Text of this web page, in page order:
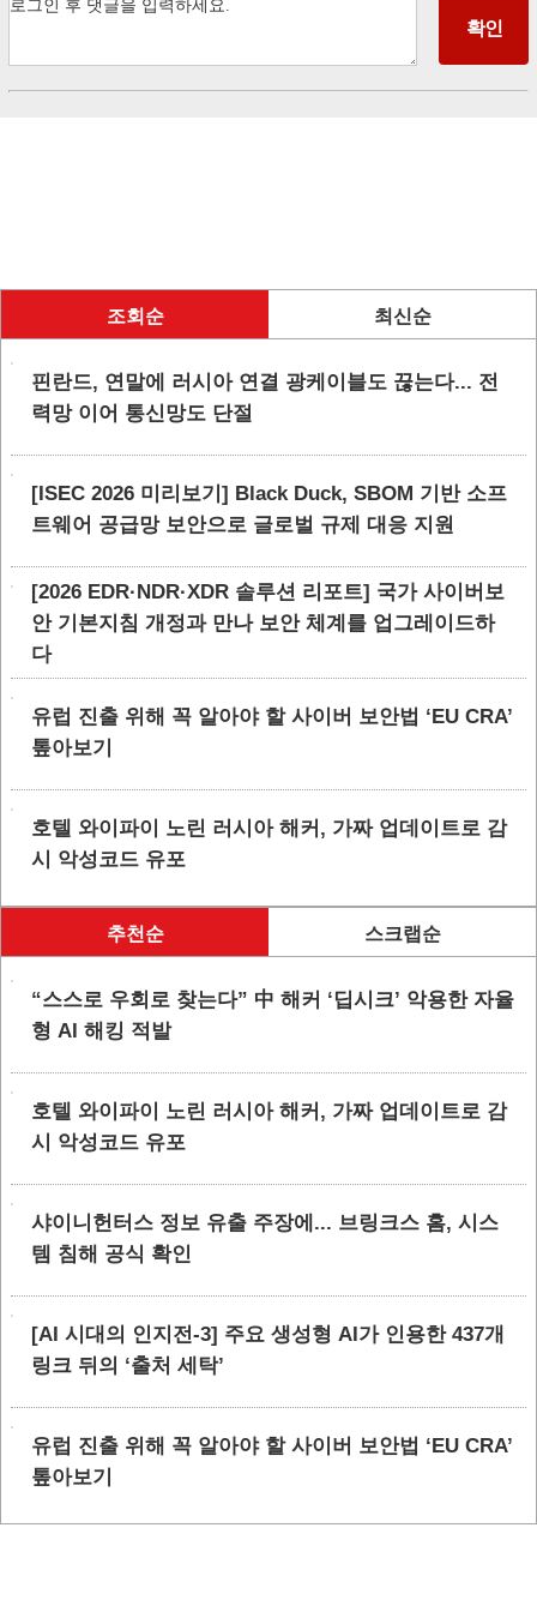
조회순 최신순
핀란드, 연말에 러시아 연결 광케이블도 끊는다... 전
력망 이어 통신망도 단절
[ISEC 2026 미리보기] Black Duck, SBOM 기반 소프
트웨어 공급망 보안으로 글로벌 규제 대응 지원
[2026 EDR·NDR·XDR 솔루션 리포트] 국가 사이버보
안 기본지침 개정과 만나 보안 체계를 업그레이드하
다
유럽 진출 위해 꼭 알아야 할 사이버 보안법 ‘EU CRA’
톺아보기
호텔 와이파이 노린 러시아 해커, 가짜 업데이트로 감
시 악성코드 유포
추천순 스크랩순
“스스로 우회로 찾는다” 中 해커 ‘딥시크’ 악용한 자율
형 AI 해킹 적발
호텔 와이파이 노린 러시아 해커, 가짜 업데이트로 감
시 악성코드 유포
샤이니헌터스 정보 유출 주장에... 브링크스 홈, 시스
템 침해 공식 확인
[AI 시대의 인지전-3] 주요 생성형 AI가 인용한 437개
링크 뒤의 ‘출처 세탁’
유럽 진출 위해 꼭 알아야 할 사이버 보안법 ‘EU CRA’
톺아보기